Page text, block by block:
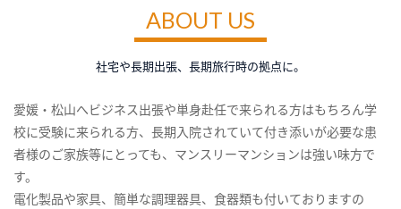
ABOUT US
社宅や長期出張、長期旅行時の拠点に。
愛媛・松山へビジネス出張や単身赴任で来られる方はもちろん学
校に受験に来られる方、長期入院されていて付き添いが必要な患
者様のご家族等にとっても、マンスリーマンションは強い味方で
す。
電化製品や家具、簡単な調理器具、食器類も付いておりますの